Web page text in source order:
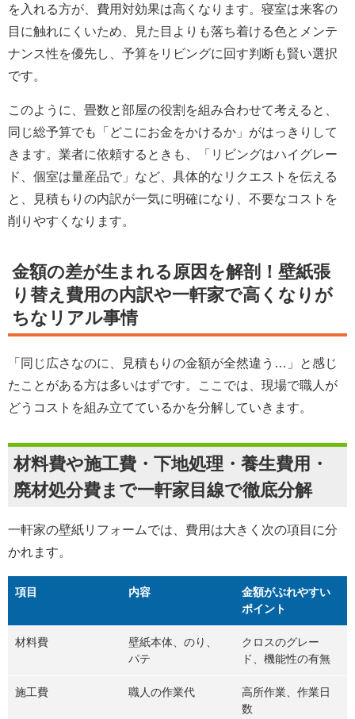
を入れる方が、費用対効果は高くなります。寝室は来客の
目に触れにくいため、見た目よりも落ち着ける色とメンテ
ナンス性を優先し、予算をリビングに回す判断も賢い選択
です。
このように、畳数と部屋の役割を組み合わせて考えると、
同じ総予算でも「どこにお金をかけるか」がはっきりして
きます。業者に依頼するときも、「リビングはハイグレー
ド、個室は量産品で」など、具体的なリクエストを伝える
と、見積もりの内訳が一気に明確になり、不要なコストを
削りやすくなります。
金額の差が生まれる原因を解剖！壁紙張
り替え費用の内訳や一軒家で高くなりが
ちなリアル事情
「同じ広さなのに、見積もりの金額が全然違う…」と感じ
たことがある方は多いはずです。ここでは、現場で職人が
どうコストを組み立てているかを分解していきます。
材料費や施工費・下地処理・養生費用・
廃材処分費まで一軒家目線で徹底分解
一軒家の壁紙リフォームでは、費用は大きく次の項目に分
かれます。
項目 内容
金額がぶれやすい
ポイント
材料費
壁紙本体、のり、
パテ
クロスのグレー
ド、機能性の有無
施工費 職人の作業代
高所作業、作業日
数